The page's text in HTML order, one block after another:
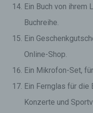
Ein Buch von ihrem
Buchreihe.
Ein
Online-Shop.
Ein Mikrofon-Set,
Ein Fernglas für die
Konzerte und